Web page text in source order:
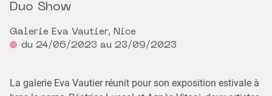
Duo Show
Galerie Eva Vautier, Nice
du 24/06/2023 au 23/09/2023
La galerie Eva Vautier réunit pour son exposition estivale à